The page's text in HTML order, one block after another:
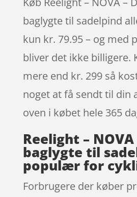
baglygte til sadelpind
kun kr. 79.95 – og med
bliver det ikke billigere.
mere end kr. 299 så
noget at få sendt til din
oven i købet hele 365
Reelight –
baglygte til
populær for
Forbrugere der køber